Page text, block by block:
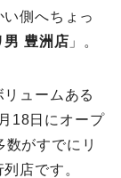
側へちょっ
男 豊洲店 」。
ュームある
18日にオープ
がすでにリ
店です。